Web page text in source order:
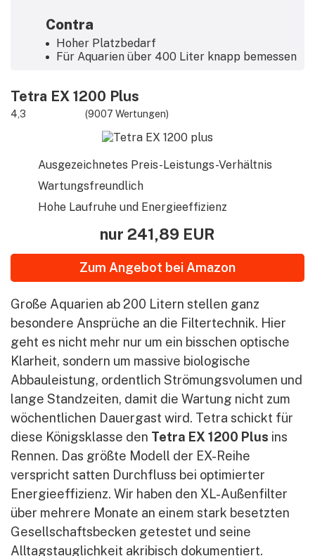
Contra
Hoher Platzbedarf
Für Aquarien über 400 Liter knapp bemessen
Große Aquarien ab 200 Litern stellen ganz
besondere Ansprüche an die Filtertechnik. Hier
geht es nicht mehr nur um ein bisschen optische
Klarheit, sondern um massive biologische
Abbauleistung, ordentlich Strömungsvolumen und
lange Standzeiten, damit die Wartung nicht zum
wöchentlichen Dauergast wird. Tetra schickt für
diese Königsklasse den Tetra EX 1200 Plus ins
Rennen. Das größte Modell der EX-Reihe
verspricht satten Durchfluss bei optimierter
Energieeffizienz. Wir haben den XL-Außenfilter
über mehrere Monate an einem stark besetzten
Gesellschaftsbecken getestet und seine
Alltagstauglichkeit akribisch dokumentiert.
Tetra EX 1200 Plus
4,3 (9007 Wertungen)
Ausgezeichnetes Preis-Leistungs-Verhältnis
Wartungsfreundlich
Hohe Laufruhe und Energieeffizienz
nur 241,89 EUR
Zum Angebot